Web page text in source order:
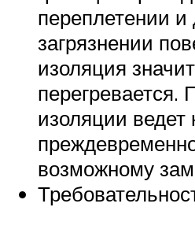
переплетении
загрязнении
изоляция
перегревается.
изоляции ведет
возможному